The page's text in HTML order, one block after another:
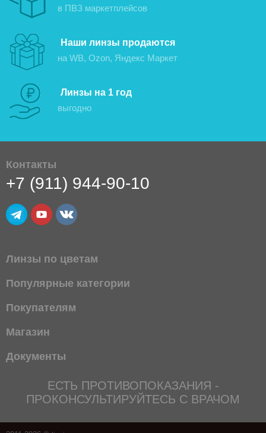
в ПВЗ маркетплейсов
Наши линзы продаются
на WB, Ozon, Яндекс Маркет
Линзы на 1 год
выгодно
Контакты
+7 (911) 944-90-10
Линзы по цветам
Популярные категории
Покупателям
Магазин
Документы
ЕСТЬ ПРОТИВОПОКАЗАНИЯ -
ПРОКОНСУЛЬТИРУЙТЕСЬ С ВРАЧОМ